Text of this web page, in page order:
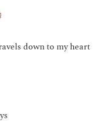
down to my heart